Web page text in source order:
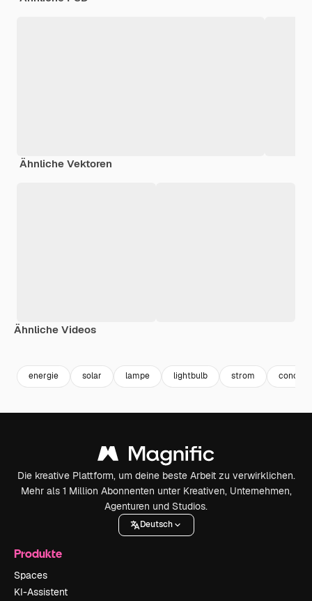
Ähnliche Vektoren
Ähnliche Videos
energie solar lampe lightbulb strom concept
Die kreative Plattform, um deine beste Arbeit zu verwirklichen.
Mehr als 1 Million Abonnenten unter Kreativen, Unternehmen,
Agenturen und Studios.
Deutsch
Produkte
Spaces
KI-Assistent